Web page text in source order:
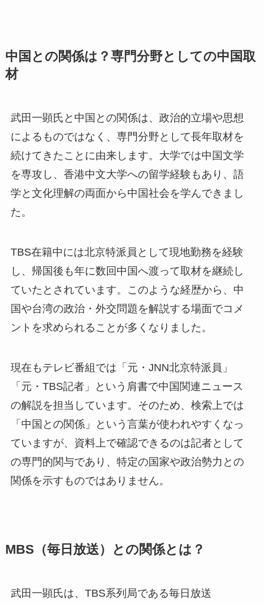
中国との関係は？専門分野としての中国取
材
武田一顕氏と中国との関係は、政治的立場や思想
によるものではなく、専門分野として長年取材を
続けてきたことに由来します。大学では中国文学
を専攻し、香港中文大学への留学経験もあり、語
学と文化理解の両面から中国社会を学んできまし
た。
TBS在籍中には北京特派員として現地勤務を経験
し、帰国後も年に数回中国へ渡って取材を継続し
ていたとされています。このような経歴から、中
国や台湾の政治・外交問題を解説する場面でコメ
ントを求められることが多くなりました。
現在もテレビ番組では「元・JNN北京特派員」
「元・TBS記者」という肩書で中国関連ニュース
の解説を担当しています。そのため、検索上では
「中国との関係」という言葉が使われやすくなっ
ていますが、資料上で確認できるのは記者として
の専門的関与であり、特定の国家や政治勢力との
関係を示すものではありません。
MBS（毎日放送）との関係とは？
武田一顕氏は、TBS系列局である毎日放送